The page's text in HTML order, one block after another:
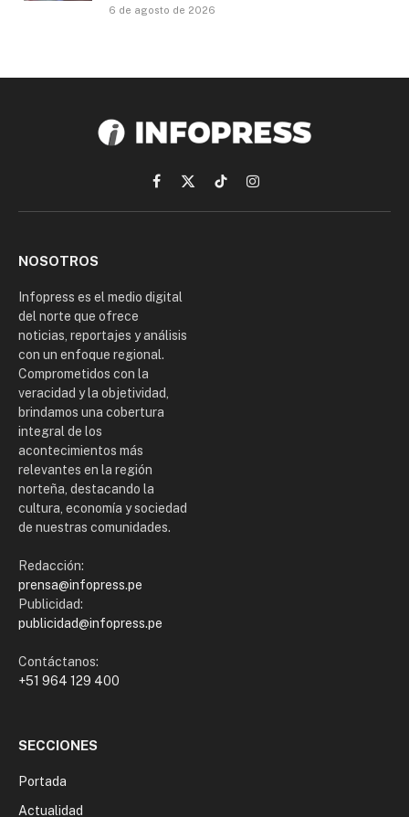
6 de agosto de 2026
Facebook
X
(Twitter)
TikTokInstagram
NOSOTROS
Infopress es el medio digital
del norte que ofrece
noticias, reportajes y análisis
con un enfoque regional.
Comprometidos con la
veracidad y la objetividad,
brindamos una cobertura
integral de los
acontecimientos más
relevantes en la región
norteña, destacando la
cultura, economía y sociedad
de nuestras comunidades.
Redacción:
prensa@infopress.pe
Publicidad:
publicidad@infopress.pe
Contáctanos:
+51 964 129 400
SECCIONES
Portada
Actualidad